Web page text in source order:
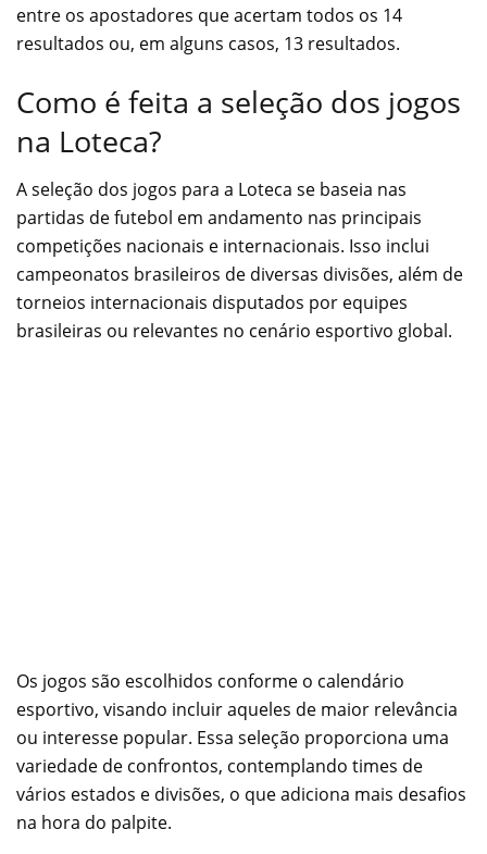
entre os apostadores que acertam todos os 14
resultados ou, em alguns casos, 13 resultados.
Como é feita a seleção dos jogos
na Loteca?
A seleção dos jogos para a Loteca se baseia nas
partidas de futebol em andamento nas principais
competições nacionais e internacionais. Isso inclui
campeonatos brasileiros de diversas divisões, além de
torneios internacionais disputados por equipes
brasileiras ou relevantes no cenário esportivo global.
Os jogos são escolhidos conforme o calendário
esportivo, visando incluir aqueles de maior relevância
ou interesse popular. Essa seleção proporciona uma
variedade de confrontos, contemplando times de
vários estados e divisões, o que adiciona mais desafios
na hora do palpite.